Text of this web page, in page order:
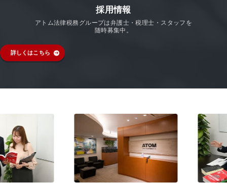
採用情報
アトム法律税務グループは弁護士・税理士・スタッフを
随時募集中。
詳しくはこちら